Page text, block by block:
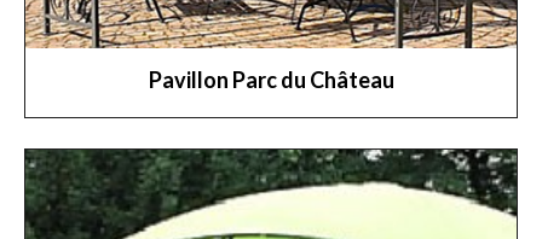
Pavillon Parc du Château